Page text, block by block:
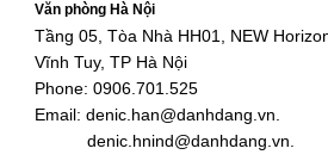
Văn phòng Hà Nội
Tầng 05, Tòa Nhà HH01, NEW
Vĩnh Tuy, TP Hà Nội
Phone: 0906.701.525
Email: denic.han@danhdang.vn.
denic.hnind@danhdang.vn.